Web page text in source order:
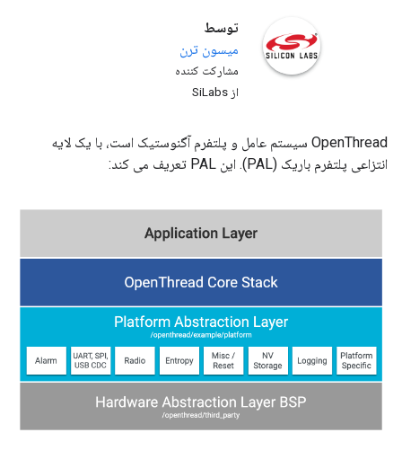
توسط
میسون ترن
مشارکت کننده
از SiLabs
OpenThread سیستم عامل و پلتفرم آگنوستیک است، با یک لایه
انتزاعی پلتفرم باریک (PAL). این PAL تعریف می کند: